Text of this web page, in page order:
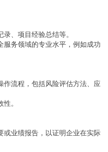
、项目经验总结等。
服务领域的专业水平，例如成功
作流程，包括风险评估方法、应
。
或业绩报告，以证明企业在实际